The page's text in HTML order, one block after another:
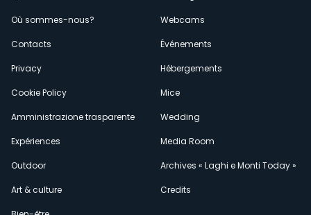
secondario
Où sommes-nous?
Contacts
Privacy
Cookie Policy
Amministrazione trasparente
Expériences
Outdoor
Art & culture
Webcams
Événements
Hébergements
Mice
Wedding
Media Room
Archives « Laghi e Monti Today »
Credits